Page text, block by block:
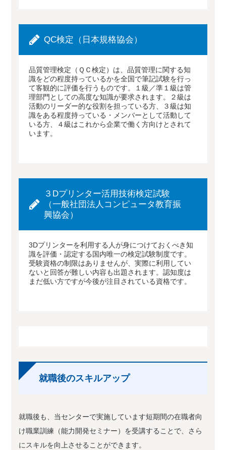
QC検定（日本規格協会）
品質管理検定（ＱＣ検定）は、品質管理に関する知
識をどの程度持っているかを全国で筆記試験を行っ
て客観的に評価を行うものです。１級／準１級は管
理部門としての高度な知識が要求されます。２級は
活動のリーダー的な役割を担っている方、３級は知
識をある程度持っている・メンバーとして活動して
いる方、４級はこれから企業で働く方向けとされて
います。
３Dプリンター活用技術検定試験
（一般社団法人コンピュータ教育振
興協会）
3Dプリンターを利用する人が身につけておくべき知
識を評価・認定する国内唯一の検定試験制度です。
受験資格の制限はありませんが、実際に利用してい
ないと回答が難しい内容も出題されます。認知度は
まだ低い方ですが今後が注目されている資格です。
就職後のスキルアップ
就職後も、当センターで実施しています短期間の在職者向
け職業訓練（能力開発セミナー）を受講することで、さら
にスキルを向上させることができます。